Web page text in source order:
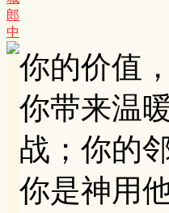
郎
中
你的价值
你带来温
战；你的
你是神用